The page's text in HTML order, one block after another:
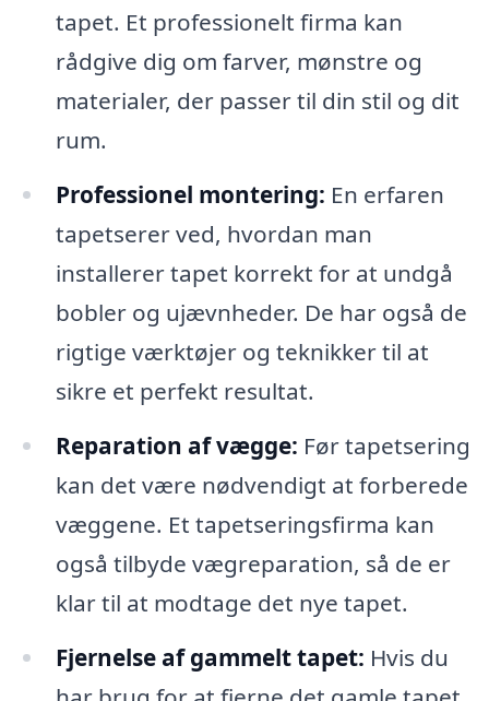
tapet. Et professionelt firma kan
rådgive dig om farver, mønstre og
materialer, der passer til din stil og dit
rum.
Professionel montering: En erfaren
tapetserer ved, hvordan man
installerer tapet korrekt for at undgå
bobler og ujævnheder. De har også de
rigtige værktøjer og teknikker til at
sikre et perfekt resultat.
Reparation af vægge: Før tapetsering
kan det være nødvendigt at forberede
væggene. Et tapetseringsfirma kan
også tilbyde vægreparation, så de er
klar til at modtage det nye tapet.
Fjernelse af gammelt tapet: Hvis du